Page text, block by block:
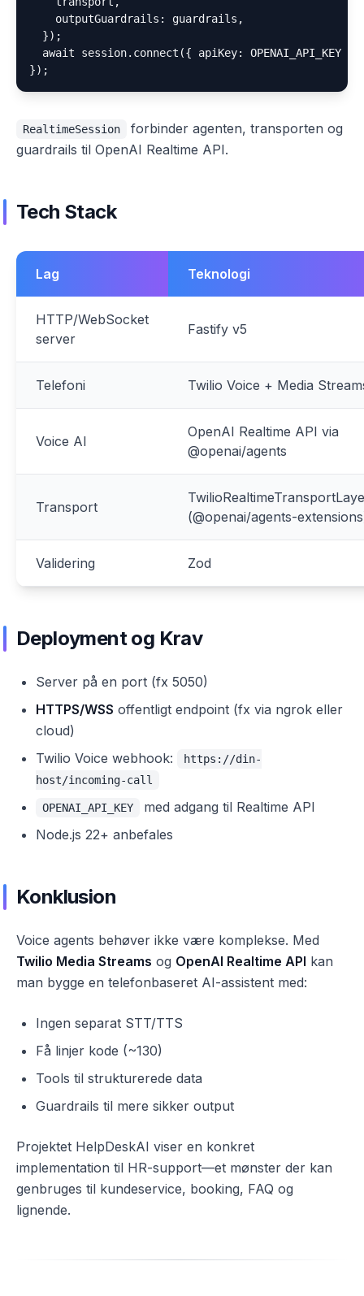
    outputGuardrails: guardrails,
  });
await session.connect({ apiKey: OPENAI_API_KEY
RealtimeSession
forbinder agenten, transporten og
guardrails til OpenAI Realtime API.
Tech Stack
Lag Teknologi
HTTP/WebSocket
server
Fastify v5
Telefoni Twilio Voice + Media
Voice AI
OpenAI Realtime API via
@openai/agents
Transport
(@openai/agents-
Validering Zod
Deployment og Krav
Server på en port (fx 5050)
HTTPS/WSS offentligt endpoint (fx via ngrok eller
cloud)
Twilio Voice webhook:
https://din-
host/incoming-call
OPENAI_API_KEY
med adgang til Realtime API
Node.js 22+ anbefales
Konklusion
Voice agents behøver ikke være komplekse. Med
Twilio Media Streams og OpenAI Realtime API kan
man bygge en telefonbaseret AI-assistent med:
Ingen separat STT/TTS
Få linjer kode (~130)
Tools til strukturerede data
Guardrails til mere sikker output
Projektet HelpDeskAI viser en konkret
implementation til HR-support—et mønster der kan
genbruges til kundeservice, booking, FAQ og
lignende.